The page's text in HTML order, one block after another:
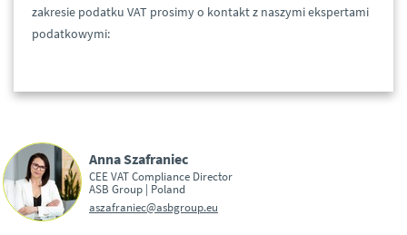
zakresie podatku VAT prosimy o kontakt z naszymi ekspertami
podatkowymi:
Anna Szafraniec
CEE VAT Compliance Director
ASB Group | Poland
aszafraniec@asbgroup.eu